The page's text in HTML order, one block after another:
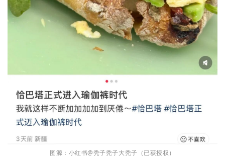
图源：小红书@秃子秃子大秃子（已获授权）